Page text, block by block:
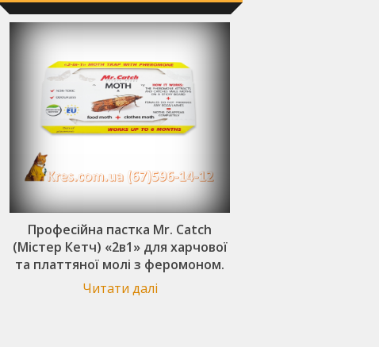
Професійна пастка Mr. Catch
(Містер Кетч) «2в1» для харчової
та платтяної молі з феромоном.
Читати далі